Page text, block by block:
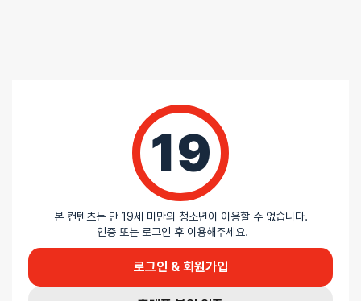
19
본 컨텐츠는 만 19세 미만의 청소년이 이용할 수 없습니다.
인증 또는 로그인 후 이용해주세요.
로그인 & 회원가입